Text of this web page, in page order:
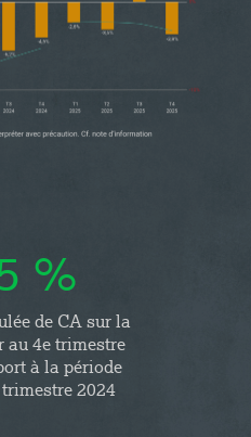
%
de CA sur la
au 4e trimestre
à la période
2024